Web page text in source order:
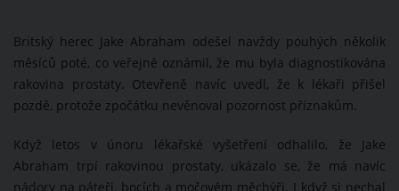
Britský herec Jake Abraham odešel navždy pouhých několik
měsíců poté, co veřejně oznámil, že mu byla diagnostikována
rakovina prostaty. Otevřeně navíc uvedl, že k lékaři přišel
pozdě, protože zpočátku nevěnoval pozornost příznakům.
Když letos v únoru lékařské vyšetření odhalilo, že Jake
Abraham trpí rakovinou prostaty, ukázalo se, že má navíc